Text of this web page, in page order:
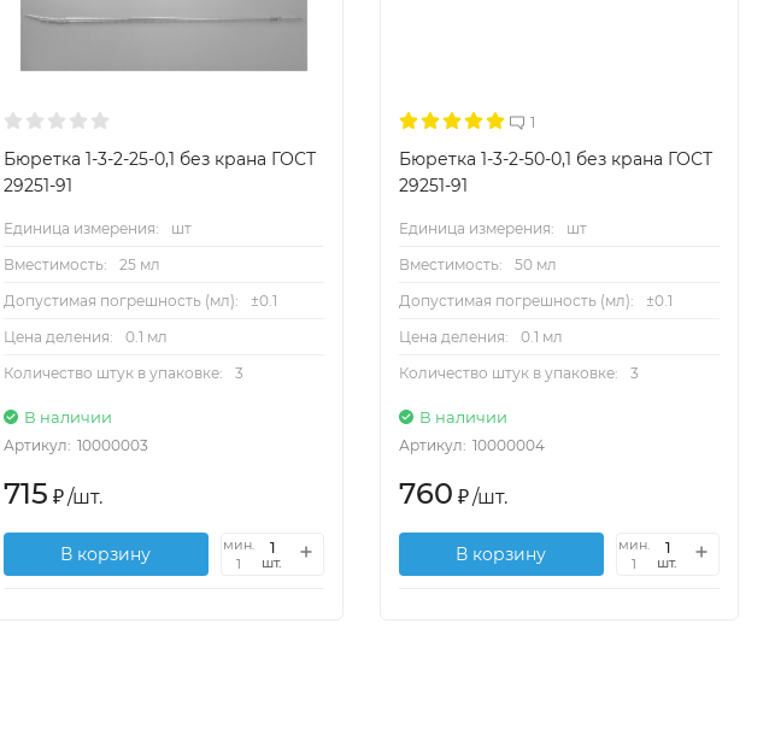
Бюретка 1-3-2-25-0,1 без крана ГОСТ
29251-91
Единица измерения:
шт
Вместимость:
25 мл
Допустимая погрешность (мл):
±0.1
Цена деления:
0.1 мл
Количество штук в упаковке:
3
В наличии
Артикул: 10000003
715 ₽/шт.
В корзину
мин.
1
шт.
1
Бюретка 1-3-2-50-0,1 без крана ГОСТ
29251-91
Единица измерения:
шт
Вместимость:
50 мл
Допустимая погрешность (мл):
±0.1
Цена деления:
0.1 мл
Количество штук в упаковке:
3
В наличии
Артикул: 10000004
760 ₽/шт.
В корзину
мин.
1
шт.